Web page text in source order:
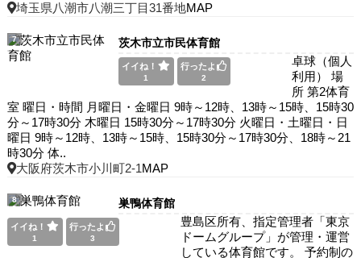
埼玉県八潮市八潮三丁目31番地MAP
7 茨木市立市民体育館
イイね！
1
行ったよ
2
卓球（個人
利用） 場
所 第2体育
室 曜日・時間 月曜日・金曜日 9時～12時、13時～15時、15時30
分～17時30分 木曜日 15時30分～17時30分 火曜日・土曜日・日
曜日 9時～12時、13時～15時、15時30分～17時30分、18時～21
時30分 体..
大阪府茨木市小川町2-1MAP
8 巣鴨体育館
イイね！
1
行ったよ
3
豊島区所有、指定管理者「東京
ドームグループ」が管理・運営
している体育館です。 予約制の